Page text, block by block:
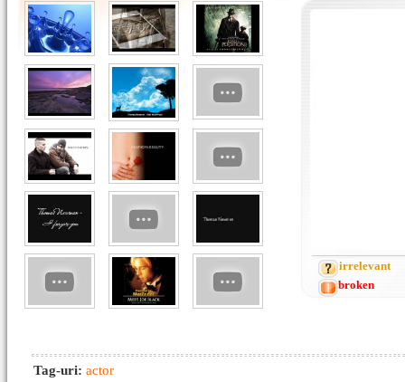
irrelevant
broken
Tag-uri: actor